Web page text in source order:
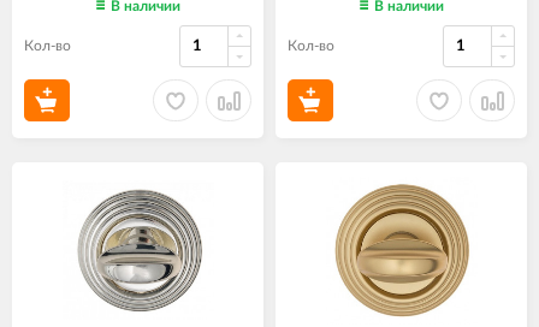
В наличии
Кол-во
В наличии
Кол-во